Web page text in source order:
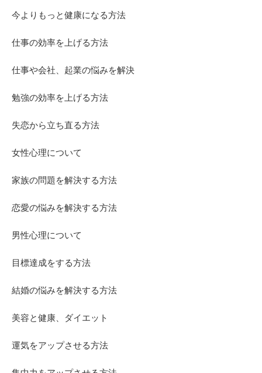
今よりもっと健康になる方法
仕事の効率を上げる方法
仕事や会社、起業の悩みを解決
勉強の効率を上げる方法
失恋から立ち直る方法
女性心理について
家族の問題を解決する方法
恋愛の悩みを解決する方法
男性心理について
目標達成をする方法
結婚の悩みを解決する方法
美容と健康、ダイエット
運気をアップさせる方法